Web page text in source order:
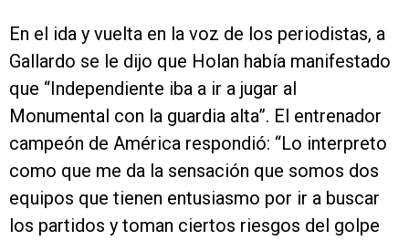
En el ida y vuelta en la voz de los periodistas, a
Gallardo se le dijo que Holan había manifestado
que “Independiente iba a ir a jugar al
Monumental con la guardia alta”. El entrenador
campeón de América respondió: “Lo interpreto
como que me da la sensación que somos dos
equipos que tienen entusiasmo por ir a buscar
los partidos y toman ciertos riesgos del golpe